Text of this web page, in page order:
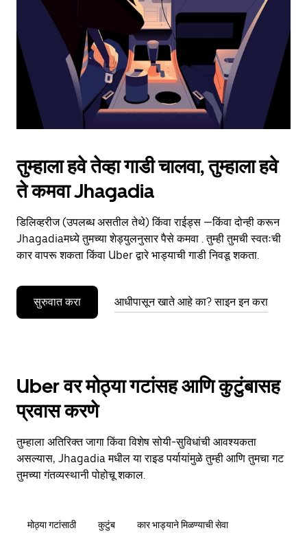
the
calendar.
तुम्हाला हवे तेव्हा गाडी चालवा, तुम्हाला हवे
ते कमवा Jhagadia
डिलिव्हरीज (उपलब्ध असतील तेथे) किंवा राईड्स —किंवा दोन्ही करून
Jhagadiaमध्ये तुमच्या शेड्युलनुसार पैसे कमवा . तुम्ही तुमची स्वतःची
कार वापरू शकता किंवा Uber द्वारे भाड्याची गाडी निवडू शकता.
सुरुवात करा आधीपासून खाते आहे का? साइन इन करा
Uber वर मोठ्या गटांसह आणि कुटुंबासह
प्रवास करणे
तुम्हाला अतिरिक्त जागा किंवा विशेष सोयी-सुविधांची आवश्यकता
असल्यास, Jhagadia मधील या राइड पर्यायांमुळे तुम्ही आणि तुमचा गट
तुमच्या गंतव्यस्थानी पोहोचू शकाल.
मोठ्या गटांसाठी कुटुंब कार भाड्याने मिळण्याची सेवा